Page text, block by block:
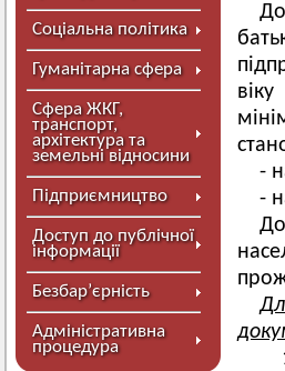
Соціальна політика
Гуманітарна сфера
Сфера ЖКГ,
транспорт,
архітектура та
земельні відносини
Підприємництво
Доступ до публічної
інформації
Безбар’єрність
Адміністративна
процедура
-
-